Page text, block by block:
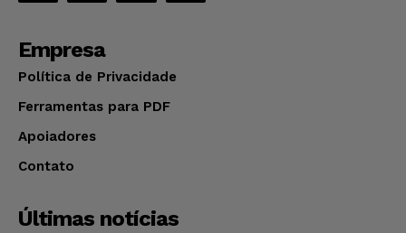
Empresa
Política de Privacidade
Ferramentas para PDF
Apoiadores
Contato
Últimas notícias